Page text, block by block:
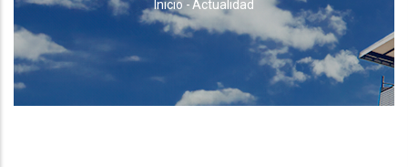
RUTA
DE
NAVEGACIÓN
Inicio -Actualidad